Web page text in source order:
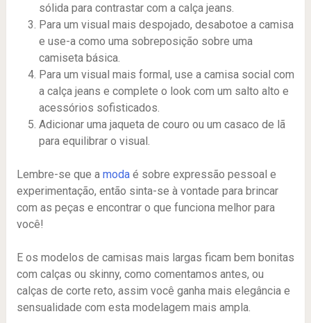
sólida para contrastar com a calça jeans.
Para um visual mais despojado, desabotoe a camisa
e use-a como uma sobreposição sobre uma
camiseta básica.
Para um visual mais formal, use a camisa social com
a calça jeans e complete o look com um salto alto e
acessórios sofisticados.
Adicionar uma jaqueta de couro ou um casaco de lã
para equilibrar o visual.
Lembre-se que a modaé sobre expressão pessoal e
experimentação, então sinta-se à vontade para brincar
com as peças e encontrar o que funciona melhor para
você!
E os modelos de camisas mais largas ficam bem bonitas
com calças ou skinny, como comentamos antes, ou
calças de corte reto, assim você ganha mais elegância e
sensualidade com esta modelagem mais ampla.